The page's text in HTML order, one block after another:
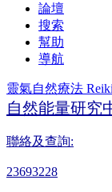
論壇
搜索
幫助
導航
靈氣自然療法
自然能量研究
聯絡及查詢:
23693228